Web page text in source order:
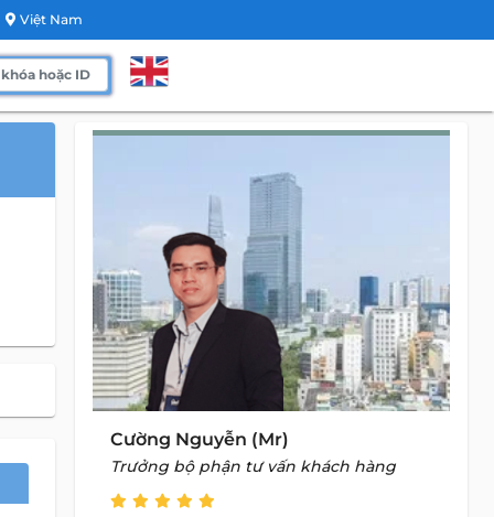
Việt Nam
Cường Nguyễn (Mr)
Trưởng bộ phận tư vấn khách hàng